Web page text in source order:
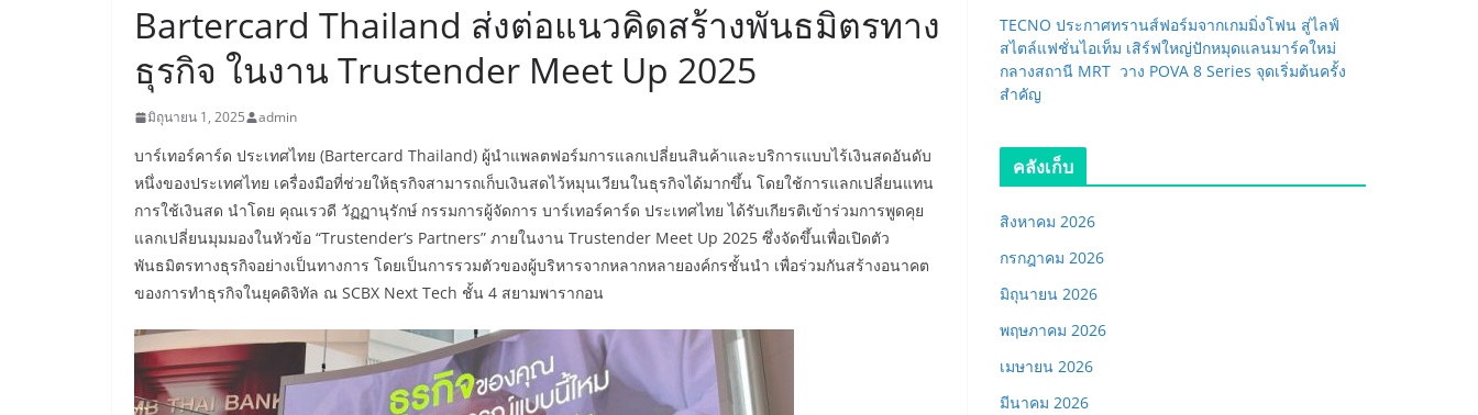
Bartercard Thailand ส่งต่อแนวคิดสร้างพันธมิตรทาง
ธุรกิจ ในงาน Trustender Meet Up 2025
มิถุนายน 1, 2025 admin
บาร์เทอร์คาร์ด ประเทศไทย (Bartercard Thailand) ผู้นำแพลตฟอร์มการแลกเปลี่ยนสินค้าและบริการแบบไร้เงินสดอันดับ
หนึ่งของประเทศไทย เครื่องมือที่ช่วยให้ธุรกิจสามารถเก็บเงินสดไว้หมุนเวียนในธุรกิจได้มากขึ้น โดยใช้การแลกเปลี่ยนแทน
การใช้เงินสด นำโดย คุณเรวดี วัฏฏานุรักษ์ กรรมการผู้จัดการ บาร์เทอร์คาร์ด ประเทศไทย ได้รับเกียรติเข้าร่วมการพูดคุย
แลกเปลี่ยนมุมมองในหัวข้อ “Trustender’s Partners” ภายในงาน Trustender Meet Up 2025 ซึ่งจัดขึ้นเพื่อเปิดตัว
พันธมิตรทางธุรกิจอย่างเป็นทางการ โดยเป็นการรวมตัวของผู้บริหารจากหลากหลายองค์กรชั้นนำ เพื่อร่วมกันสร้างอนาคต
ของการทำธุรกิจในยุคดิจิทัล ณ SCBX Next Tech ชั้น 4 สยามพารากอน
TECNO ประกาศทรานส์ฟอร์มจากเกมมิ่งโฟน สู่ไลฟ์
สไตล์แฟชั่นไอเท็ม เสิร์ฟใหญ่ปักหมุดแลนมาร์คใหม่
กลางสถานี MRT วาง POVA 8 Series จุดเริ่มต้นครั้ง
สำคัญ
คลังเก็บ
สิงหาคม 2026
กรกฎาคม 2026
มิถุนายน 2026
พฤษภาคม 2026
เมษายน 2026
มีนาคม 2026